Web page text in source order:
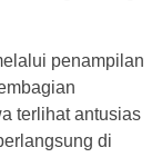
penampilan
terlihat antusias
di